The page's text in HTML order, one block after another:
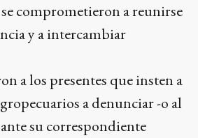
comprometieron a reunirse
y a intercambiar
a los presentes que insten a
a denunciar -o al
su correspondiente